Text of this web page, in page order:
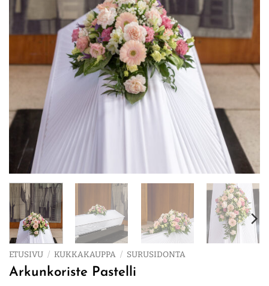
ETUSIVU / KUKKAKAUPPA / SURUSIDONTA
Arkunkoriste Pastelli